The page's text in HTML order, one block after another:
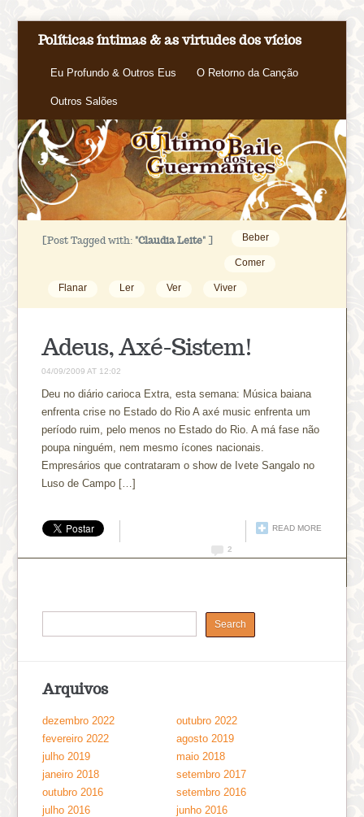
Políticas íntimas & as virtudes dos vícios
Eu Profundo & Outros Eus O Retorno da Canção
Outros Salões
[Post Tagged with: "Claudia Leite" ] Beber
Comer
Flanar Ler Ver Viver
Adeus, Axé-Sistem!
04/09/2009 AT 12:02
Deu no diário carioca Extra, esta semana: Música baiana
enfrenta crise no Estado do Rio A axé music enfrenta um
período ruim, pelo menos no Estado do Rio. A má fase não
poupa ninguém, nem mesmo ícones nacionais.
Empresários que contrataram o show de Ivete Sangalo no
Luso de Campo […]
READ MORE
2
Arquivos
dezembro 2022
outubro 2022
fevereiro 2022
agosto 2019
julho 2019
maio 2018
janeiro 2018
setembro 2017
outubro 2016
setembro 2016
julho 2016
junho 2016